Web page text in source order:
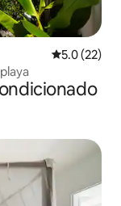
Calificación
5.0 (22)